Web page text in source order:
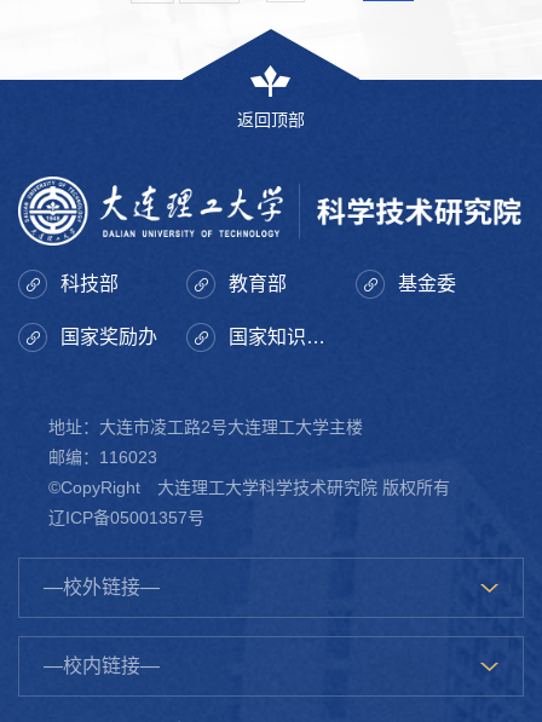
返回顶部
科技部 教育部 基金委
国家奖励办 国家知识产权局
地址：大连市凌工路2号大连理工大学主楼
邮编：116023
©CopyRight 大连理工大学科学技术研究院 版权所有
辽ICP备05001357号
—校外链接—
—校内链接—